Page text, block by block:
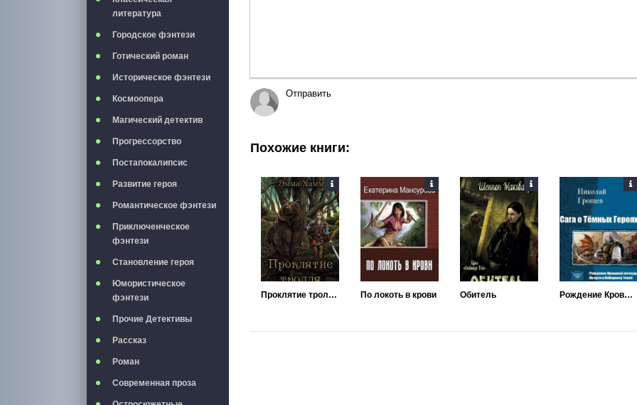
литература
Городское фэнтези
Готический роман
Историческое фэнтези
Космоопера
Магический детектив
Прогрессорство
Постапокалипсис
Развитие героя
Романтическое фэнтези
Приключенческое
фэнтези
Становление героя
Юмористическое
фэнтези
Прочие Детективы
Рассказ
Роман
Современная проза
Отправить
Похожие книги:
Проклятие тролля По локоть в крови Обитель Рождение Кровавой легенды